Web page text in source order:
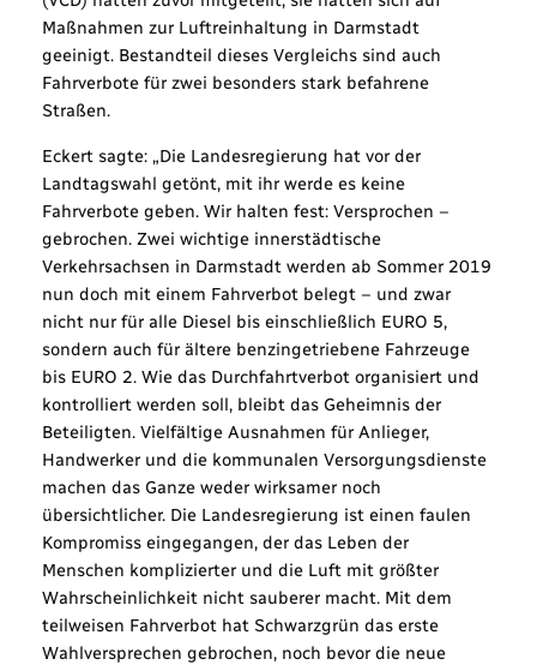
Maßnahmen zur Luftreinhaltung in Darmstadt
geeinigt. Bestandteil dieses Vergleichs sind auch
Fahrverbote für zwei besonders stark befahrene
Straßen.
Eckert sagte: „Die Landesregierung hat vor der
Landtagswahl getönt, mit ihr werde es keine
Fahrverbote geben. Wir halten fest: Versprochen –
gebrochen. Zwei wichtige innerstädtische
Verkehrsachsen in Darmstadt werden ab Sommer 2019
nun doch mit einem Fahrverbot belegt – und zwar
nicht nur für alle Diesel bis einschließlich EURO 5,
sondern auch für ältere benzingetriebene Fahrzeuge
bis EURO 2. Wie das Durchfahrtverbot organisiert und
kontrolliert werden soll, bleibt das Geheimnis der
Beteiligten. Vielfältige Ausnahmen für Anlieger,
Handwerker und die kommunalen Versorgungsdienste
machen das Ganze weder wirksamer noch
übersichtlicher. Die Landesregierung ist einen faulen
Kompromiss eingegangen, der das Leben der
Menschen komplizierter und die Luft mit größter
Wahrscheinlichkeit nicht sauberer macht. Mit dem
teilweisen Fahrverbot hat Schwarzgrün das erste
Wahlversprechen gebrochen, noch bevor die neue